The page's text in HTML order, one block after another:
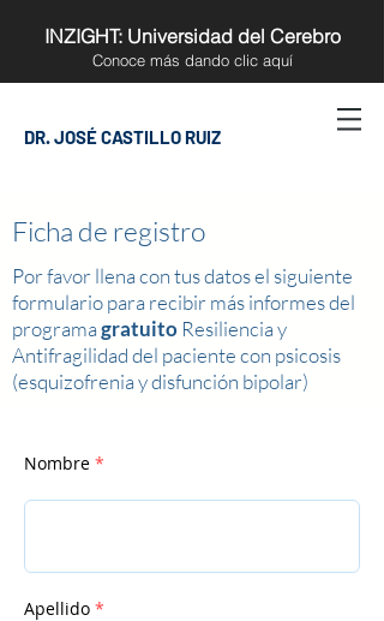
INZIGHT: Universidad del Cerebro
Conoce más dando clic aquí
DR. JOSÉ CASTILLO RUIZ
Ficha de registro
Por favor llena con tus datos el siguiente
formulario para recibir más informes del
programagratuito Resiliencia y
Antifragilidad del paciente con psicosis
(esquizofrenia y disfunción bipolar)
Nombre *
Apellido *